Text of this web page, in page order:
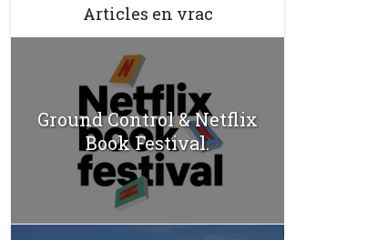
Articles en vrac
Ground Control & Netflix
Book Festival.